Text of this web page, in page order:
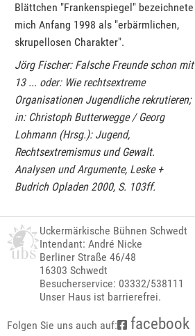
Blättchen "Frankenspiegel" bezeichnete
mich Anfang 1998 als "erbärmlichen,
skrupellosen Charakter".
Jörg Fischer: Falsche Freunde schon mit
13 ... oder: Wie rechtsextreme
Organisationen Jugendliche rekrutieren;
in: Christoph Butterwegge / Georg
Lohmann (Hrsg.): Jugend,
Rechtsextremismus und Gewalt.
Analysen und Argumente, Leske +
Budrich Opladen 2000, S. 103ff.
Uckermärkische Bühnen Schwedt
Intendant: André Nicke
Berliner Straße 46/48
16303 Schwedt
Besucherservice: 03332/538111
Unser Haus ist barrierefrei.
Folgen Sie uns auch auf: facebook